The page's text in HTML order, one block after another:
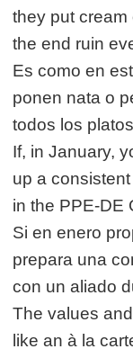
they put
the end ruin
Es como en
ponen nata o
todos los
If, in January,
up a
in the PPE-DE
Si en enero
prepara una
con un aliado
The values
like an à la